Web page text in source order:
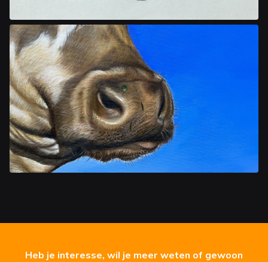
Heb je interesse, wil je meer weten of gewoon